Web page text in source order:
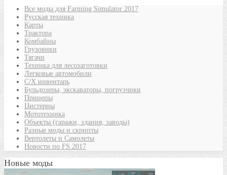
Все моды для Farming Simulator 2017
Русская техника
Карты
Трактора
Комбайны
Грузовики
Тягачи
Техника для лесозаготовки
Легковые автомобили
С/Х инвентарь
Бульдозеры, экскаваторы, погрузчики
Прицепы
Цистерны
Мототехника
Объекты (гаражи, здания, заводы)
Разные моды и скрипты
Вертолеты и Самолеты
Новости по FS 2017
Новые моды